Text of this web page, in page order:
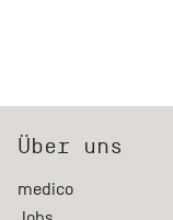
Über uns
medico